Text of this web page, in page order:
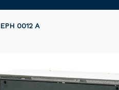
EPH 0012 A